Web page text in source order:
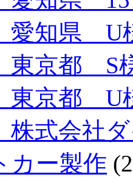
愛知県 U
東京都 S
東京都 U
式会社
カー製作